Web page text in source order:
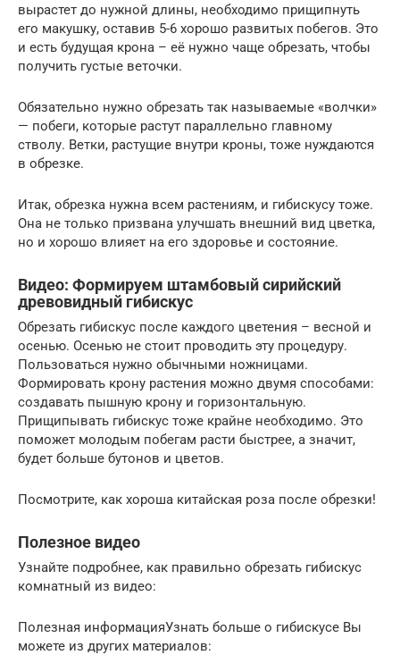
вырастет до нужной длины, необходимо прищипнуть
его макушку, оставив 5-6 хорошо развитых побегов. Это
и есть будущая крона – её нужно чаще обрезать, чтобы
получить густые веточки.
Обязательно нужно обрезать так называемые «волчки»
— побеги, которые растут параллельно главному
стволу. Ветки, растущие внутри кроны, тоже нуждаются
в обрезке.
Итак, обрезка нужна всем растениям, и гибискусу тоже.
Она не только призвана улучшать внешний вид цветка,
но и хорошо влияет на его здоровье и состояние.
Видео: Формируем штамбовый сирийский
древовидный гибискус
Обрезать гибискус после каждого цветения – весной и
осенью. Осенью не стоит проводить эту процедуру.
Пользоваться нужно обычными ножницами.
Формировать крону растения можно двумя способами:
создавать пышную крону и горизонтальную.
Прищипывать гибискус тоже крайне необходимо. Это
поможет молодым побегам расти быстрее, а значит,
будет больше бутонов и цветов.
Посмотрите, как хороша китайская роза после обрезки!
Полезное видео
Узнайте подробнее, как правильно обрезать гибискус
комнатный из видео:
Полезная информацияУзнать больше о гибискусе Вы
можете из других материалов: